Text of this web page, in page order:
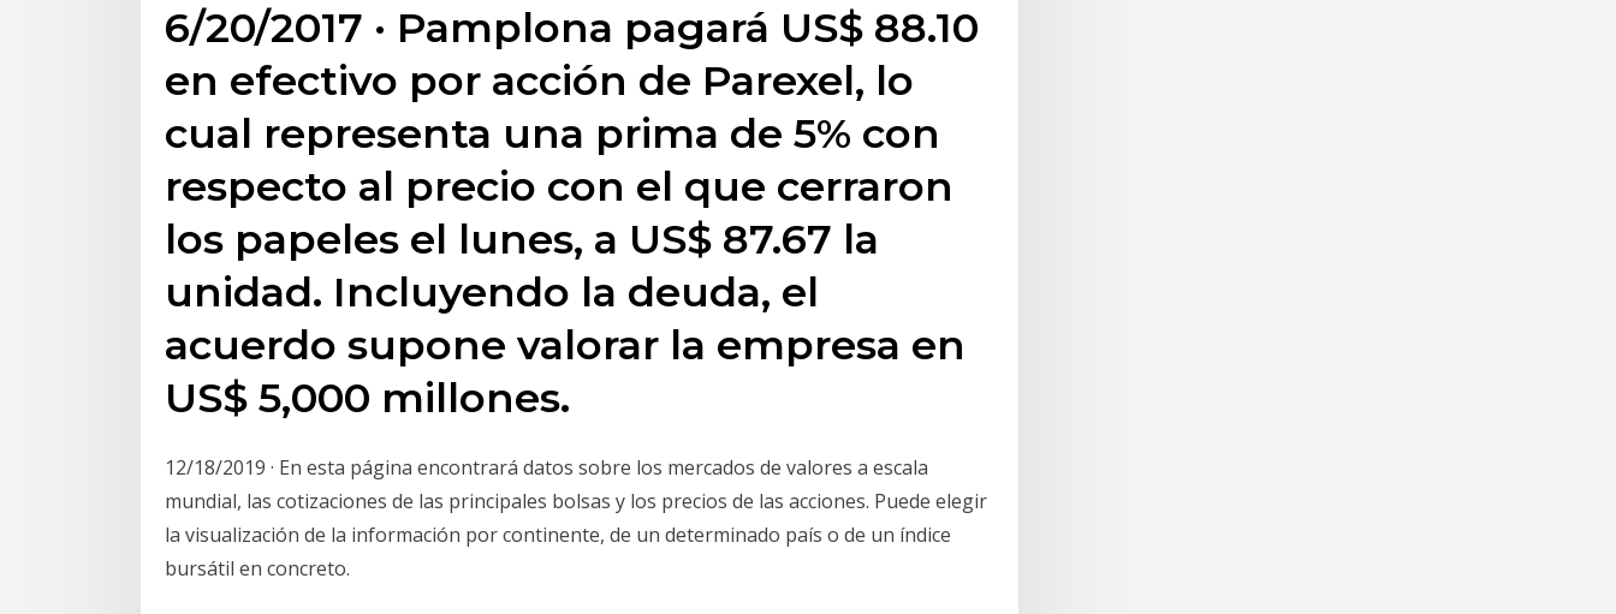
6/20/2017 · Pamplona pagará US$ 88.10
en efectivo por acción de Parexel, lo
cual representa una prima de 5% con
respecto al precio con el que cerraron
los papeles el lunes, a US$ 87.67 la
unidad. Incluyendo la deuda, el
acuerdo supone valorar la empresa en
US$ 5,000 millones.
12/18/2019 · En esta página encontrará datos sobre los mercados de valores a escala
mundial, las cotizaciones de las principales bolsas y los precios de las acciones. Puede elegir
la visualización de la información por continente, de un determinado país o de un índice
bursátil en concreto.